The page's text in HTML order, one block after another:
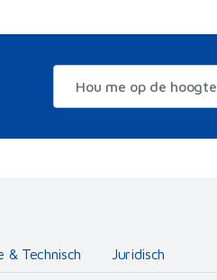
Hou me op de hoogte
& Technisch Juridisch